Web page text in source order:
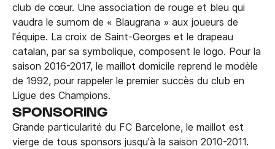
club de cœur. Une association de rouge et bleu qui
vaudra le surnom de « Blaugrana » aux joueurs de
l'équipe. La croix de Saint-Georges et le drapeau
catalan, par sa symbolique, composent le logo. Pour la
saison 2016-2017, le maillot domicile reprend le modèle
de 1992, pour rappeler le premier succès du club en
Ligue des Champions.
SPONSORING
Grande particularité du FC Barcelone, le maillot est
vierge de tous sponsors jusqu'à la saison 2010-2011.